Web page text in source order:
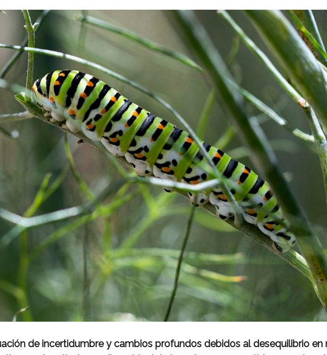
de incertidumbre y cambios profundos debidos al desequilibrio en